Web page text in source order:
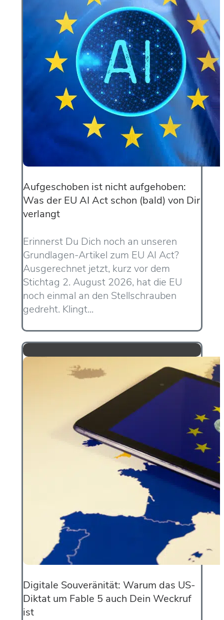
Aufgeschoben ist nicht aufgehoben:
Was der EU AI Act schon (bald) von Dir
verlangt
Erinnerst Du Dich noch an unseren
Grundlagen-Artikel zum EU AI Act?
Ausgerechnet jetzt, kurz vor dem
Stichtag 2. August 2026, hat die EU
noch einmal an den Stellschrauben
gedreht. Klingt...
Digitale Souveränität: Warum das US-
Diktat um Fable 5 auch Dein Weckruf
ist